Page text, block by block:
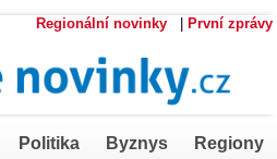
Regionální novinky První zprávy
Politika Byznys
Regiony